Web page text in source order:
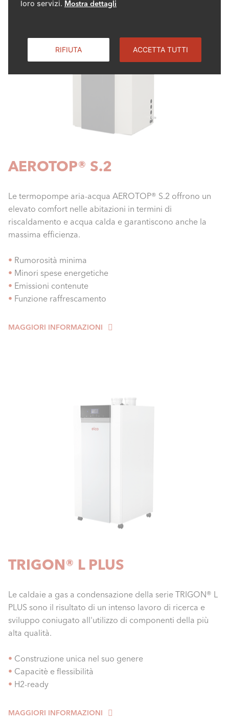
loro servizi. Mostra dettagli
RIFIUTA ACCETTA TUTTI
AEROTOP® S.2
Le termopompe aria-acqua AEROTOP® S.2 offrono un
elevato comfort nelle abitazioni in termini di
riscaldamento e acqua calda e garantiscono anche la
massima efficienza.
• Rumorosità minima
• Minori spese energetiche
• Emissioni contenute
• Funzione raffrescamento
MAGGIORI INFORMAZIONI
TRIGON® L PLUS
Le caldaie a gas a condensazione della serie TRIGON® L
PLUS sono il risultato di un intenso lavoro di ricerca e
sviluppo coniugato all'utilizzo di componenti della più
alta qualità.
• Construzione unica nel suo genere
• Capacitè e flessibilità
• H2-ready
MAGGIORI INFORMAZIONI